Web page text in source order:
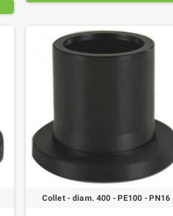
Collet - diam. 400 - PE100 - PN16